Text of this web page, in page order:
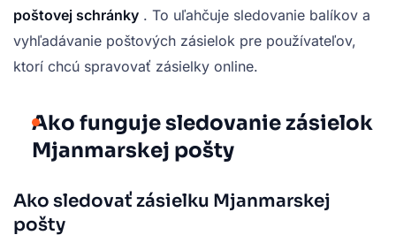
poštovej schránky . To uľahčuje sledovanie balíkov a
vyhľadávanie poštových zásielok pre používateľov,
ktorí chcú spravovať zásielky online.
Ako funguje sledovanie zásielok
Mjanmarskej pošty
Ako sledovať zásielku Mjanmarskej
pošty